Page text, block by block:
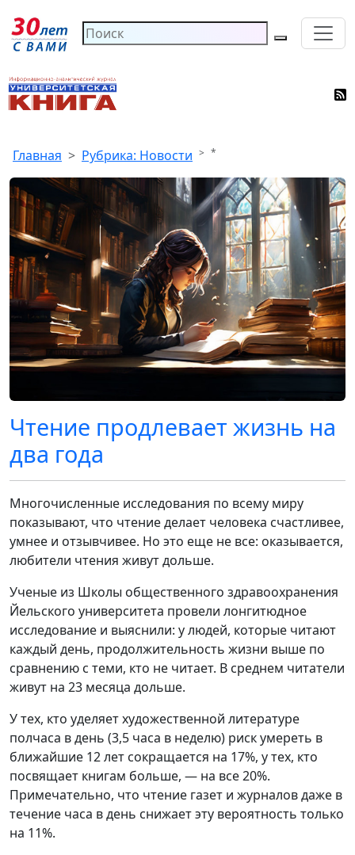
Главная Рубрика: Новости *
Чтение продлевает жизнь на
два года
Многочисленные исследования по всему миру
показывают, что чтение делает человека счастливее,
умнее и отзывчивее. Но это еще не все: оказывается,
любители чтения живут дольше.
Ученые из Школы общественного здравоохранения
Йельского университета провели лонгитюдное
исследование и выяснили: у людей, которые читают
каждый день, продолжительность жизни выше по
сравнению с теми, кто не читает. В среднем читатели
живут на 23 месяца дольше.
У тех, кто уделяет художественной литературе
полчаса в день (3,5 часа в неделю) риск умереть в
ближайшие 12 лет сокращается на 17%, у тех, кто
посвящает книгам больше, — на все 20%.
Примечательно, что чтение газет и журналов даже в
течение часа в день снижает эту вероятность только
на 11%.